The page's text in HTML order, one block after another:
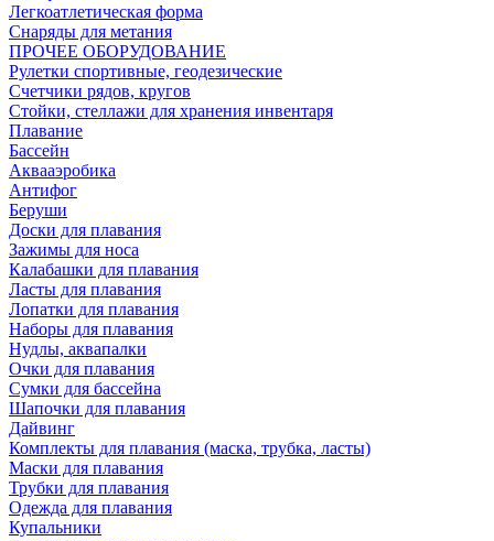
Легкоатлетическая форма
Снаряды для метания
ПРОЧЕЕ ОБОРУДОВАНИЕ
Рулетки спортивные, геодезические
Счетчики рядов, кругов
Стойки, стеллажи для хранения инвентаря
Плавание
Бассейн
Аквааэробика
Антифог
Беруши
Доски для плавания
Зажимы для носа
Калабашки для плавания
Ласты для плавания
Лопатки для плавания
Наборы для плавания
Нудлы, аквапалки
Очки для плавания
Сумки для бассейна
Шапочки для плавания
Дайвинг
Комплекты для плавания (маска, трубка, ласты)
Маски для плавания
Трубки для плавания
Одежда для плавания
Купальники